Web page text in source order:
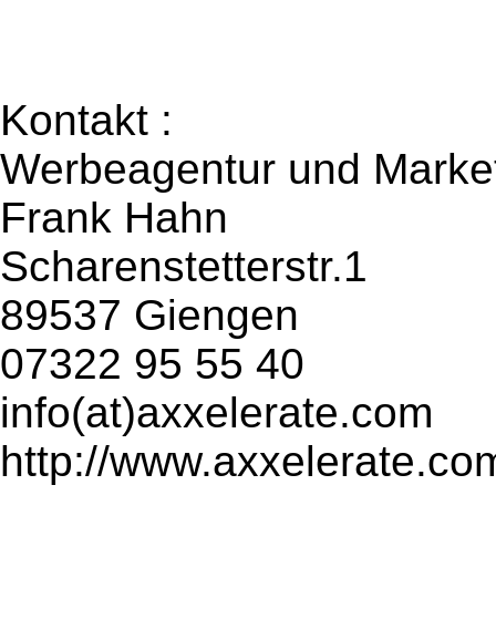
Kontakt :
Werbeagentur und
Frank Hahn
Scharenstetterstr.1
89537 Giengen
07322 95 55 40
info(at)axxelerate.com
http://